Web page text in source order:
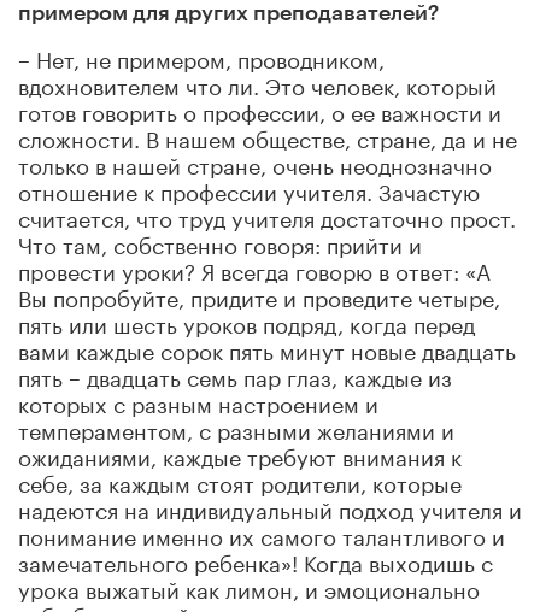
примером для других преподавателей?
– Нет, не примером, проводником,
вдохновителем что ли. Это человек, который
готов говорить о профессии, о ее важности и
сложности. В нашем обществе, стране, да и не
только в нашей стране, очень неоднозначно
отношение к профессии учителя. Зачастую
считается, что труд учителя достаточно прост.
Что там, собственно говоря: прийти и
провести уроки? Я всегда говорю в ответ: «А
Вы попробуйте, придите и проведите четыре,
пять или шесть уроков подряд, когда перед
вами каждые сорок пять минут новые двадцать
пять – двадцать семь пар глаз, каждые из
которых с разным настроением и
темпераментом, с разными желаниями и
ожиданиями, каждые требуют внимания к
себе, за каждым стоят родители, которые
надеются на индивидуальный подход учителя и
понимание именно их самого талантливого и
замечательного ребенка»! Когда выходишь с
урока выжатый как лимон, и эмоционально